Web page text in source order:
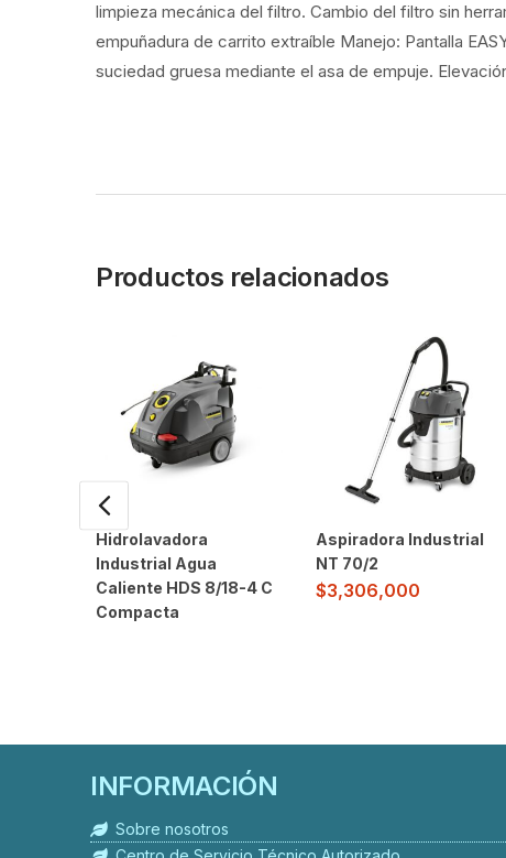
limpieza mecánica del filtro. Cambio del filtro sin
empuñadura de carrito extraíble Manejo: Pantalla
suciedad gruesa mediante el asa de empuje.
Productos relacionados
Hidrolavadora
Industrial Agua
Caliente HDS 8/18-4 C
Compacta
Aspiradora Industrial
NT 70/2
$3,306,000
INFORMACIÓN
Sobre nosotros